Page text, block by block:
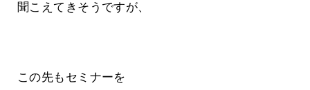
聞こえてきそうですが、
この先もセミナーを